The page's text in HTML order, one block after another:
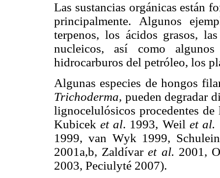
Las sustancias orgánicas están
principalmente. Algunos
terpenos, los ácidos grasos,
nucleicos, así como algunos
hidrocarburos del petróleo, los
Algunas especies de hongos
Trichoderma, pueden degradar
lignocelulósicos procedentes
Kubiceket al. 1993, Weil et al.
1999, van Wyk 1999,
2001a,b, Zaldívaret al. 2001,
2003, Peciulyté 2007).